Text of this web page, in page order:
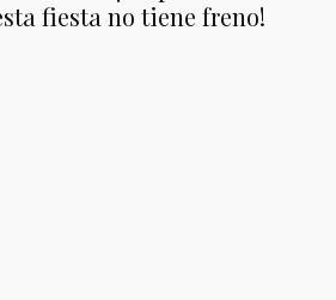
fiesta no tiene freno!